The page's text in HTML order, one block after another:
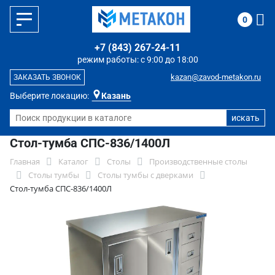
Выберите локацию: Казань
режим работы: с 9:00 до 18:00
+7 (843) 267-24-11
kazan@zavod-metakon.ru
ЗАКАЗАТЬ ЗВОНОК
0
Стол-тумба СПС-836/1400Л
Главная Каталог Столы
Производственные столы
Столы тумбы
Столы тумбы с дверками
Стол-тумба СПС-836/1400Л